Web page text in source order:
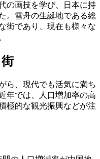
の画技を学び、日本に持
。雪舟の生誕地である総
街であり、現在も様々な
ら、現代でも活気に満ち
年では、人口増加率の高
極的な観光振興などが注